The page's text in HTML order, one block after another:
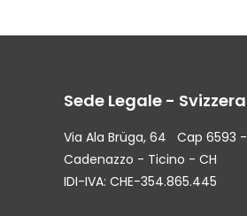
Sede Legale - Svizzera
Via Ala Brüga, 64 Cap 6593 -
Cadenazzo - Ticino - CH
IDI-IVA: CHE-354.865.445